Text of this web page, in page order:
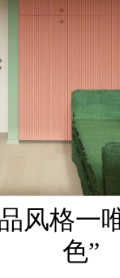
风格一
色”